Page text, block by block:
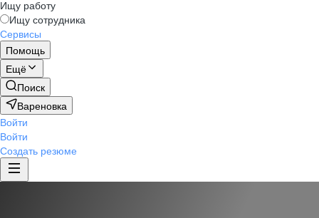
Ищу работу
Ищу сотрудника
Сервисы
Помощь
Ещё
Поиск
Вареновка
Войти
Войти
Создать резюме